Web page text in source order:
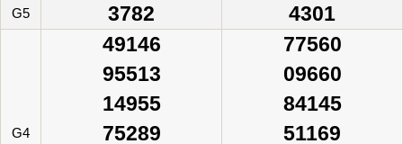
G5 3782 4301
G4
49146
95513
14955
75289
77560
09660
84145
51169